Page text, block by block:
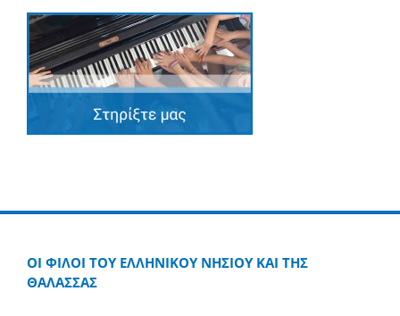
ΟΙ ΦΙΛΟΙ ΤΟΥ ΕΛΛΗΝΙΚΟΥ ΝΗΣΙΟΥ ΚΑΙ ΤΗΣ
ΘΑΛΑΣΣΑΣ